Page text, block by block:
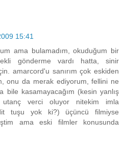
15:41
ama bulamadım, okuduğum bir
gönderme vardı hatta, sinir
amarcord'u sanırım çok eskiden
onu da merak ediyorum, fellini ne
bile kasamayacağım (kesin yanlış
utanç verci oluyor nitekim imla
tuşu yok ki?) üçüncü filmiyse
ama eski filmler konusunda